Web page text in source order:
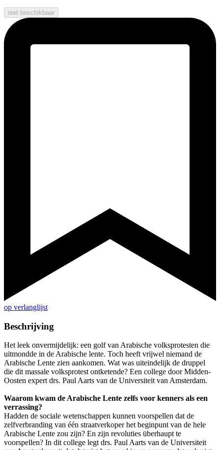
niet beschikbaar
op verlanglijst
Beschrijving
Het leek onvermijdelijk: een golf van Arabische volksprotesten die
uitmondde in de Arabische lente. Toch heeft vrijwel niemand de
Arabische Lente zien aankomen. Wat was uiteindelijk de druppel
die dit massale volksprotest ontketende? Een college door Midden-
Oosten expert drs. Paul Aarts van de Universiteit van Amsterdam.
Waarom kwam de Arabische Lente zelfs voor kenners als een
verrassing?
Hadden de sociale wetenschappen kunnen voorspellen dat de
zelfverbranding van één straatverkoper het beginpunt van de hele
Arabische Lente zou zijn? En zijn revoluties überhaupt te
voorspellen? In dit college legt drs. Paul Aarts van de Universiteit